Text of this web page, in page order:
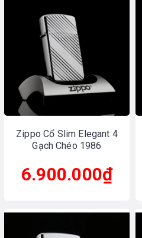
Zippo Cổ Slim Elegant 4
Gạch Chéo 1986
6.900.000₫